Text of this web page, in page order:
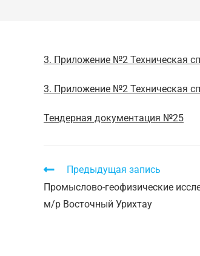
3. Приложение №2 Техническая
3. Приложение №2 Техническая
Тендерная документация №25
Предыдущая запись
Промыслово-геофизические
м/р Восточный Урихтау